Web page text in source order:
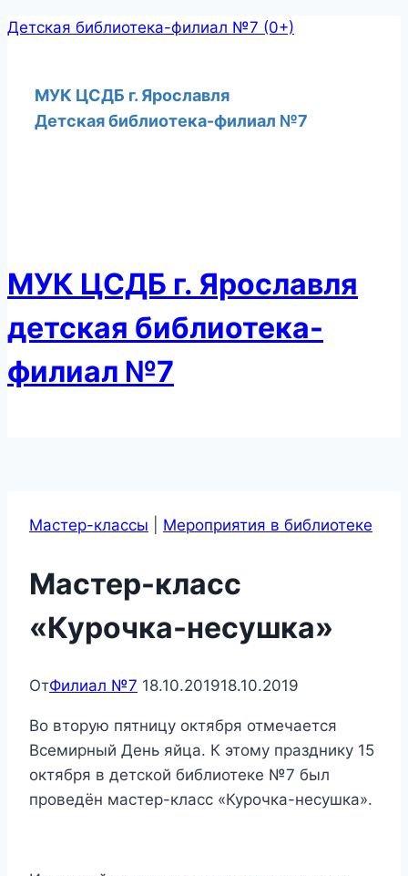
Перейти
Детская библиотека-филиал №7 (0+)
МУК ЦСДБ г. Ярославля
Детская библиотека-филиал №7
МУК ЦСДБ г. Ярославля
детская библиотека-
филиал №7
Мастер-классы Мероприятия в библиотеке
Мастер-класс
«Курочка-несушка»
ОтФилиал №7 18.10.201918.10.2019
Во вторую пятницу октября отмечается
Всемирный День яйца. К этому празднику 15
октября в детской библиотеке №7 был
проведён мастер-класс «Курочка-несушка».